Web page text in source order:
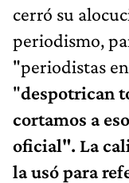
cerró su
periodismo,
"periodistas
"despotrican
cortamos a
oficial". La
la usó para